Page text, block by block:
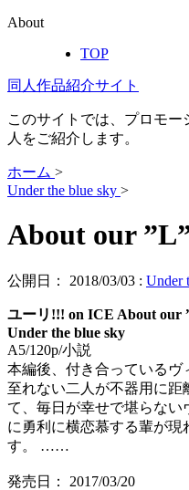
About
TOP
同人作品紹介サイト
このサイトでは、プロモー
人をご紹介します。
ホーム >
Under the blue sky >
About our
公開日： 2018/03/03 : Under
ユーリ!!! on ICE About our
Under the blue sky
A5/120p/小説
本編後、付き合っているヴ
至れない二人が不器用に距
て、毎日が幸せで堪らない
に勇利に横恋慕する輩が
す。 ……
発売日： 2017/03/20